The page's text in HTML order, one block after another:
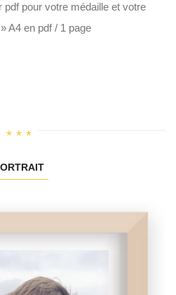
pour votre médaille et votre
A4 en pdf / 1 page